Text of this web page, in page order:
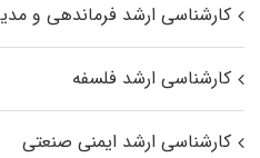
کارشناسی ارشد فرماندهی و
کارشناسی ارشد فلسفه
کارشناسی ارشد ایمنی صنعتی